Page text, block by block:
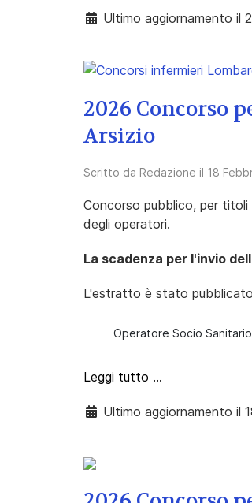
Ultimo aggiornamento il
2026 Concorso
Arsizio
Scritto da Redazione il 18
Concorso pubblico, per
degli operatori.
La scadenza per l'invio
L'estratto è stato
Operatore Socio Sanitario
Leggi tutto …
Ultimo aggiornamento il